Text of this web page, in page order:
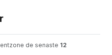
de senaste 12